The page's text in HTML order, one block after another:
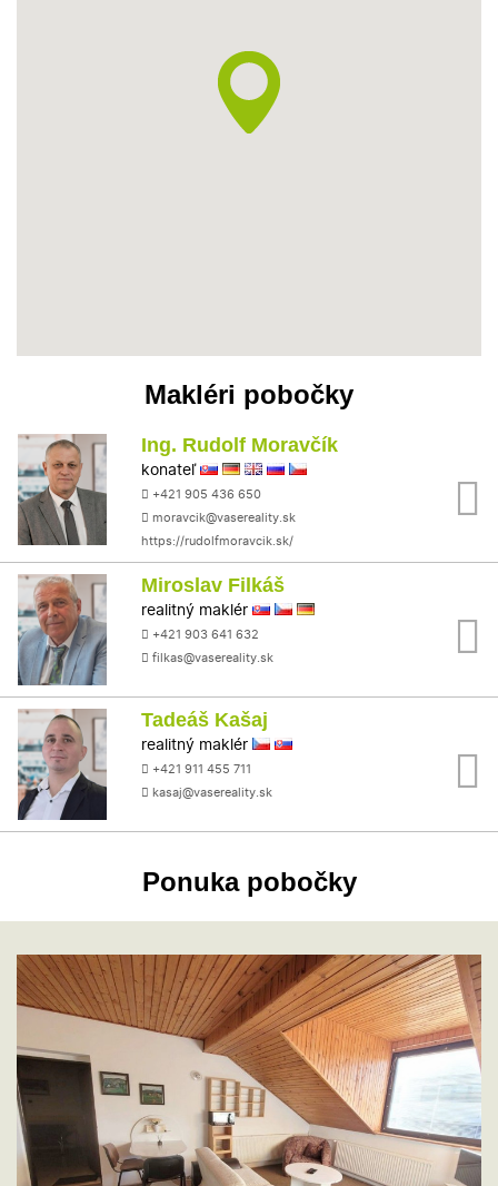
Makléri pobočky
Ing. Rudolf Moravčík
konateľ
+421 905 436 650
moravcik@vasereality.sk
https://rudolfmoravcik.sk/
Miroslav Filkáš
realitný maklér
+421 903 641 632
filkas@vasereality.sk
Tadeáš Kašaj
realitný maklér
+421 911 455 711
kasaj@vasereality.sk
Ponuka pobočky